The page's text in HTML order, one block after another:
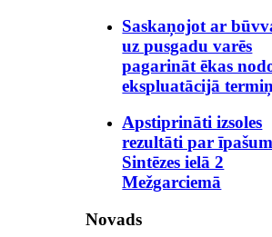
Saskaņojot ar
uz pusgadu varēs
pagarināt ēkas
ekspluatācijā
Apstiprināti izsoles
rezultāti par
Sintēzes ielā 2
Mežgarciemā
Novads